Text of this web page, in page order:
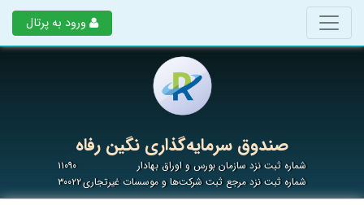
ورود به پرتال
صندوق سرمایه‌گذاری نگین رفاه
شماره ثبت نزد سازمان بورس و اوراق بهادار
۱۱۰۹۰
شماره ثبت نزد مرجع ثبت شرکت‌ها و موسسات غیرتجاری۳۰۰۲۲